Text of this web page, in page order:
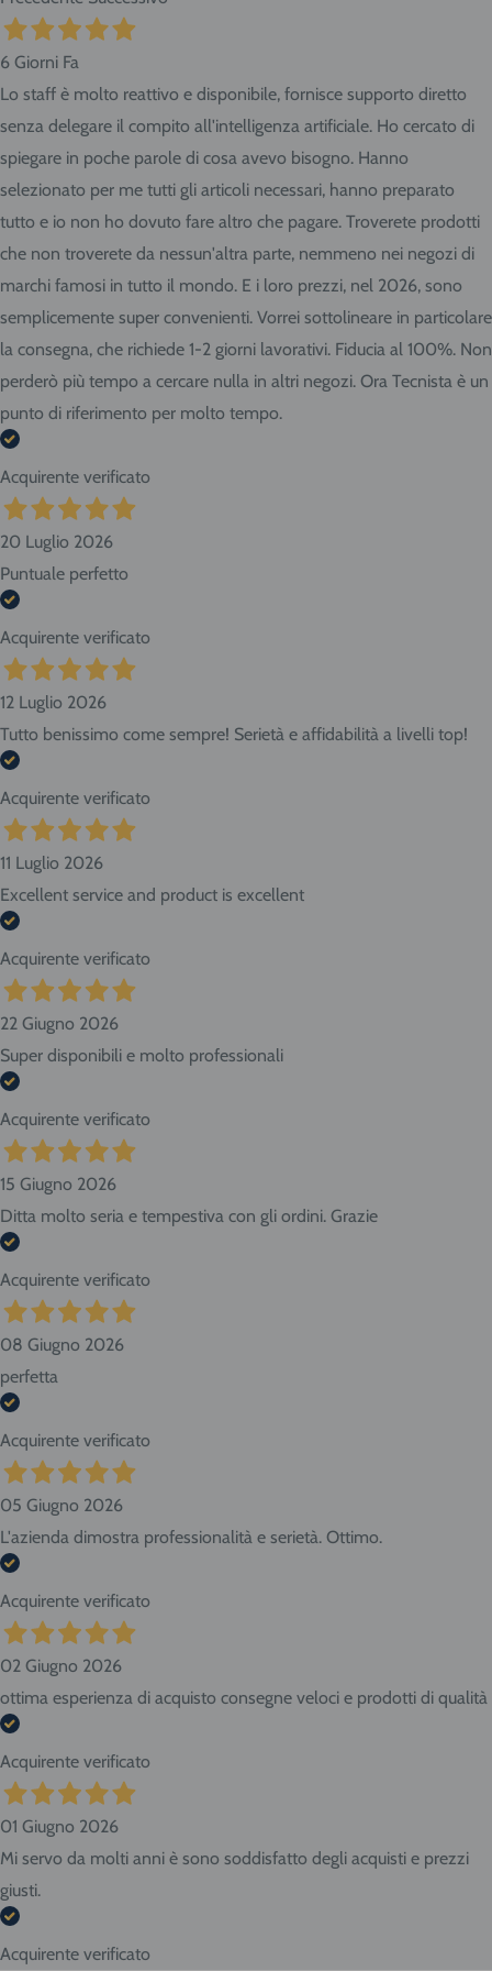
6 Giorni Fa
Lo staff è molto reattivo e disponibile, fornisce supporto diretto
senza delegare il compito all'intelligenza artificiale. Ho cercato di
spiegare in poche parole di cosa avevo bisogno. Hanno
selezionato per me tutti gli articoli necessari, hanno preparato
tutto e io non ho dovuto fare altro che pagare. Troverete prodotti
che non troverete da nessun'altra parte, nemmeno nei negozi di
marchi famosi in tutto il mondo. E i loro prezzi, nel 2026, sono
semplicemente super convenienti. Vorrei sottolineare in particolare
la consegna, che richiede 1-2 giorni lavorativi. Fiducia al 100%. Non
perderò più tempo a cercare nulla in altri negozi. Ora Tecnista è un
punto di riferimento per molto tempo.
Acquirente verificato
20 Luglio 2026
Puntuale perfetto
Acquirente verificato
12 Luglio 2026
Tutto benissimo come sempre! Serietà e affidabilità a livelli top!
Acquirente verificato
11 Luglio 2026
Excellent service and product is excellent
Acquirente verificato
22 Giugno 2026
Super disponibili e molto professionali
Acquirente verificato
15 Giugno 2026
Ditta molto seria e tempestiva con gli ordini. Grazie
Acquirente verificato
08 Giugno 2026
perfetta
Acquirente verificato
05 Giugno 2026
L'azienda dimostra professionalità e serietà. Ottimo.
Acquirente verificato
02 Giugno 2026
ottima esperienza di acquisto consegne veloci e prodotti di qualità
Acquirente verificato
01 Giugno 2026
Mi servo da molti anni è sono soddisfatto degli acquisti e prezzi
giusti.
Acquirente verificato